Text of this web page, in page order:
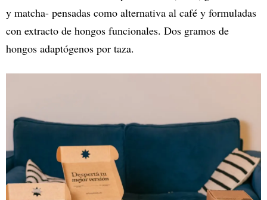
y matcha- pensadas como alternativa al café y formuladas
con extracto de hongos funcionales. Dos gramos de
hongos adaptógenos por taza.